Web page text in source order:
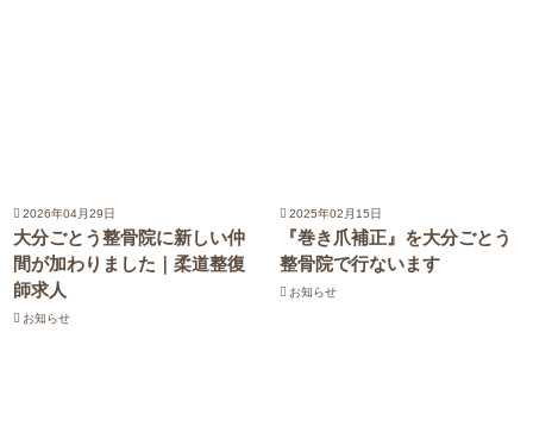
2026年04月29日
大分ごとう整骨院に新しい仲
間が加わりました｜柔道整復
師求人
お知らせ
2025年02月15日
『巻き爪補正』を大分ごとう
整骨院で行ないます
お知らせ